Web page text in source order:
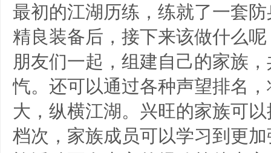
最初的江湖历练，练就了一套
精良装备后，接下来该做什么
朋友们一起，组建自己的家族
忾。还可以通过各种声望排名
大，纵横江湖。兴旺的家族可
档次，家族成员可以学习到更